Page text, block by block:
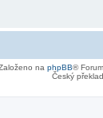
na phpBB®
Český